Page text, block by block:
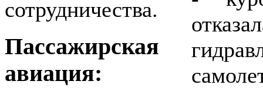
сотрудничества.
Пассажирская
авиация: